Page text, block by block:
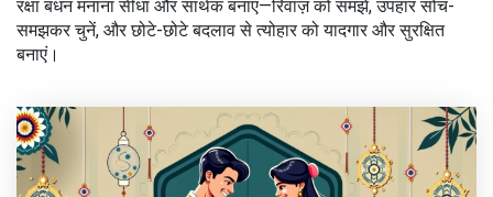
रक्षा बंधन मनाना सीधा और सार्थक बनाएं—रिवाज़ को समझें, उपहार सोच-
समझकर चुनें, और छोटे-छोटे बदलाव से त्योहार को यादगार और सुरक्षित
बनाएं।